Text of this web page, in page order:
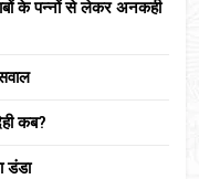
के पन्नों से लेकर अनकही
कब?
डंडा